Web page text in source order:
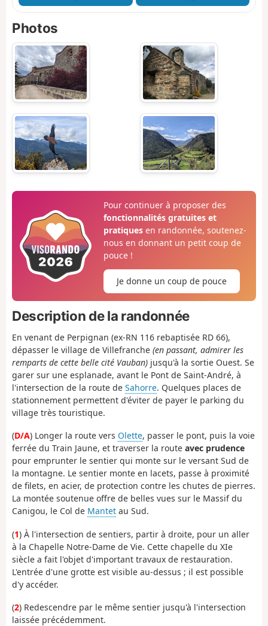
Photos
Pour continuer à proposer des
fonctionnalités gratuites et
pratiquesen randonnée, soutenez-
nous en donnant un petit coup de
pouce !
Je donne un coup de pouce
Description de la randonnée
En venant de Perpignan (ex-RN 116 rebaptisée RD 66),
dépasser le village de Villefranche (en passant, admirer les
remparts de cette belle cité Vauban) jusqu'à la sortie Ouest. Se
garer sur une esplanade, avant le Pont de Saint-André, à
l'intersection de la route de Sahorre. Quelques places de
stationnement permettent d'éviter de payer le parking du
village très touristique.
(D/A) Longer la route vers Olette, passer le pont, puis la voie
ferrée du Train Jaune, et traverser la route avec prudence
pour emprunter le sentier qui monte sur le versant Sud de
la montagne. Le sentier monte en lacets, passe à proximité
de filets, en acier, de protection contre les chutes de pierres.
La montée soutenue offre de belles vues sur le Massif du
Canigou, le Col de Mantet au Sud.
(1) À l'intersection de sentiers, partir à droite, pour un aller
à la Chapelle Notre-Dame de Vie. Cette chapelle du XIe
siècle a fait l'objet d'important travaux de restauration.
L'entrée d'une grotte est visible au-dessus ; il est possible
d'y accéder.
(2) Redescendre par le même sentier jusqu'à l'intersection
laissée précédemment.